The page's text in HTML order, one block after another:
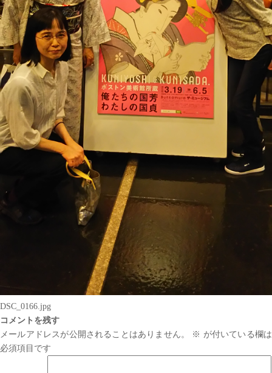
DSC_0166.jpg
コメントを残す
メールアドレスが公開されることはありません。
※ が付いている欄は
必須項目です